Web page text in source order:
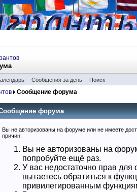
Сообщения за день Поиск
Сообщение форума
форума
Вы не авторизованы на форуме или не имеете
причин:
Вы не авторизованы на
попробуйте ещё раз.
У вас недостаточно прав
пытаетесь обратиться к
привилегированным